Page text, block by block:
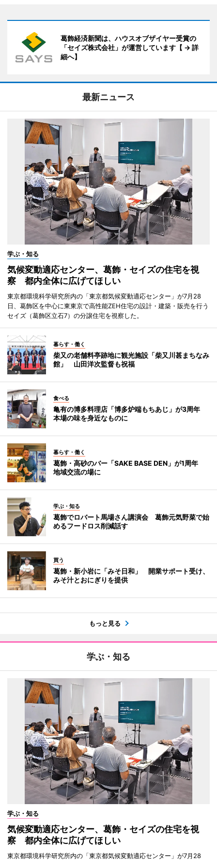
葛飾経済新聞は、ハウスオブザイヤー受賞の
「セイズ株式会社」が運営しています【 → 詳
細へ】
最新ニュース
学ぶ・知る
気候変動適応センター、葛飾・セイズの住宅を視
察 都内全体に広げてほしい
東京都環境科学研究所内の「東京都気候変動適応センター」が7月28
日、葛飾区を中心に東東京で高性能ZEH住宅の設計・建築・販売を行う
セイズ（葛飾区立石7）の分譲住宅を視察した。
暮らす・働く
柴又の老舗料亭跡地に観光施設「柴又川甚まちなみ
館」 山田洋次監督も祝福
食べる
亀有の博多料理店「博多炉端もちあじ」が3周年
本場の味を身近なものに
暮らす・働く
葛飾・高砂のバー「SAKE BASE DEN」が1周年
地域交流の場に
学ぶ・知る
葛飾でロバート馬場さん講演会 葛飾元気野菜で始
めるフードロス削減話す
買う
葛飾・新小岩に「みそ日和」 開業サポート受け、
みそ汁とおにぎりを提供
もっと見る
学ぶ・知る
学ぶ・知る
気候変動適応センター、葛飾・セイズの住宅を視
察 都内全体に広げてほしい
東京都環境科学研究所内の「東京都気候変動適応センター」が7月28